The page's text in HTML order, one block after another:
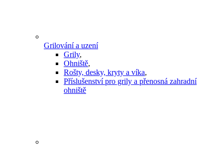
Grilování a uzení
Grily,
Ohniště,
Rošty, desky, kryty a víka,
Příslušenství pro grily a přenosná zahradní
ohniště